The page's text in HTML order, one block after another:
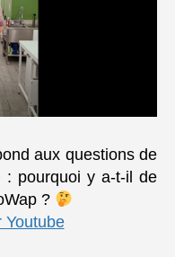
aux questions de
: pourquoi y a-t-il de
?
Youtube